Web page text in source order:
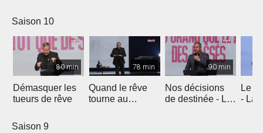
Saison 10
80 min
Démasquer les
tueurs de rêve
78 min
Quand le rêve
tourne au
90 min
Nos décisions
de destinée - La
Le
- La
Saison 9